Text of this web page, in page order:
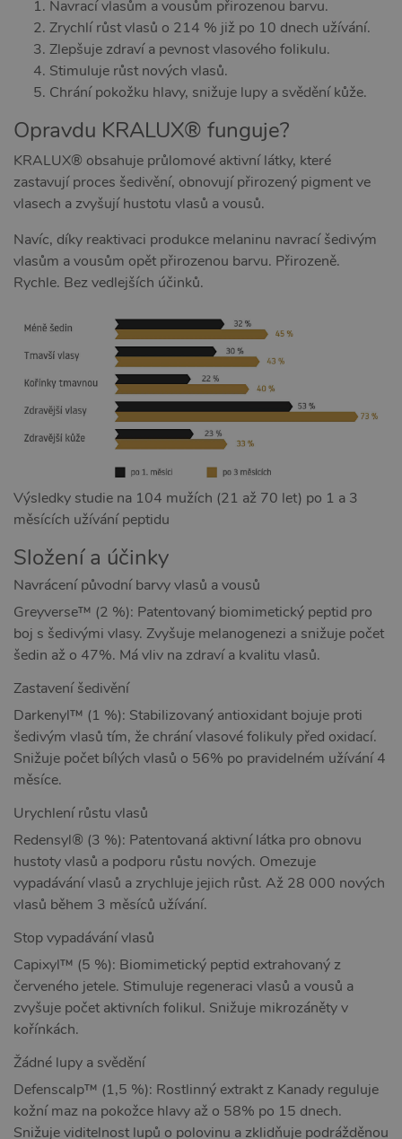
Navrací vlasům a vousům přirozenou barvu.
Zrychlí růst vlasů o 214 % již po 10 dnech užívání.
Zlepšuje zdraví a pevnost vlasového folikulu.
Stimuluje růst nových vlasů.
Chrání pokožku hlavy, snižuje lupy a svědění kůže.
Opravdu KRALUX® funguje?
KRALUX® obsahuje průlomové aktivní látky, které
zastavují proces šedivění, obnovují přirozený pigment ve
vlasech a zvyšují hustotu vlasů a vousů.
Navíc, díky reaktivaci produkce melaninu navrací šedivým
vlasům a vousům opět přirozenou barvu. Přirozeně.
Rychle. Bez vedlejších účinků.
Výsledky studie na 104 mužích (21 až 70 let) po 1 a 3
měsících užívání peptidu
Složení a účinky
Navrácení původní barvy vlasů a vousů
Greyverse™ (2 %): Patentovaný biomimetický peptid pro
boj s šedivými vlasy. Zvyšuje melanogenezi a snižuje počet
šedin až o 47%. Má vliv na zdraví a kvalitu vlasů.
Zastavení šedivění
Darkenyl™ (1 %): Stabilizovaný antioxidant bojuje proti
šedivým vlasů tím, že chrání vlasové folikuly před oxidací.
Snižuje počet bílých vlasů o 56% po pravidelném užívání 4
měsíce.
Urychlení růstu vlasů
Redensyl® (3 %): Patentovaná aktivní látka pro obnovu
hustoty vlasů a podporu růstu nových. Omezuje
vypadávání vlasů a zrychluje jejich růst. Až 28 000 nových
vlasů během 3 měsíců užívání.
Stop vypadávání vlasů
Capixyl™ (5 %): Biomimetický peptid extrahovaný z
červeného jetele. Stimuluje regeneraci vlasů a vousů a
zvyšuje počet aktivních folikul. Snižuje mikrozáněty v
kořínkách.
Žádné lupy a svědění
Defenscalp™ (1,5 %): Rostlinný extrakt z Kanady reguluje
kožní maz na pokožce hlavy až o 58% po 15 dnech.
Snižuje viditelnost lupů o polovinu a zklidňuje podrážděnou